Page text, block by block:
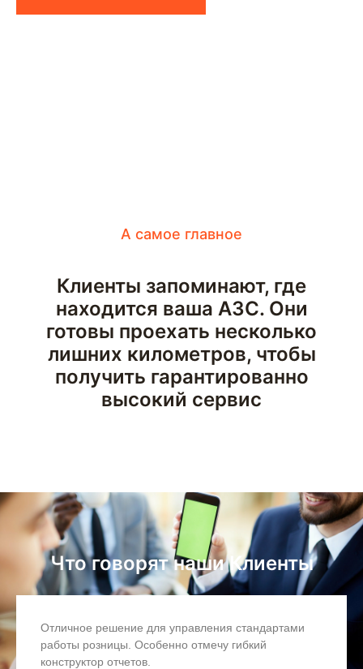
А самое главное
Клиенты запоминают, где
находится ваша АЗС. Они
готовы проехать несколько
лишних километров, чтобы
получить гарантированно
высокий сервис
Что говорят наши Клиенты
Отличное решение для управления стандартами
работы розницы. Особенно отмечу гибкий
конструктор отчетов.